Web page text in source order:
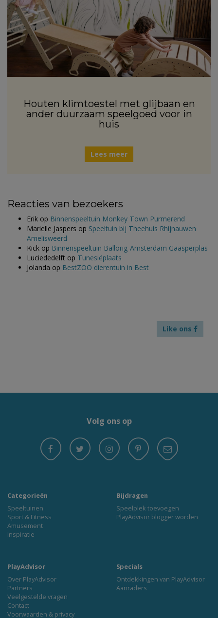
Houten klimtoestel met glijbaan en
ander duurzaam speelgoed voor in
huis
Lees meer
Reacties van bezoekers
Erik op Binnenspeeltuin Monkey Town Purmerend
Marielle Jaspers op Speeltuin bij Theehuis Rhijnauwen
Amelisweerd
Kick op Binnenspeeltuin Ballorig Amsterdam Gaasperplas
Luciededelft op Tunesiëplaats
Jolanda op BestZOO dierentuin in Best
Like ons
Volg ons op
Categorieën
Speeltuinen
Sport & Fitness
Amusement
Inspiratie
Bijdragen
Speelplek toevoegen
PlayAdvisor blogger worden
PlayAdvisor
Over PlayAdvisor
Partners
Veelgestelde vragen
Contact
Voorwaarden & privacy
Specials
Ontdekkingen van PlayAdvisor
Aanraders